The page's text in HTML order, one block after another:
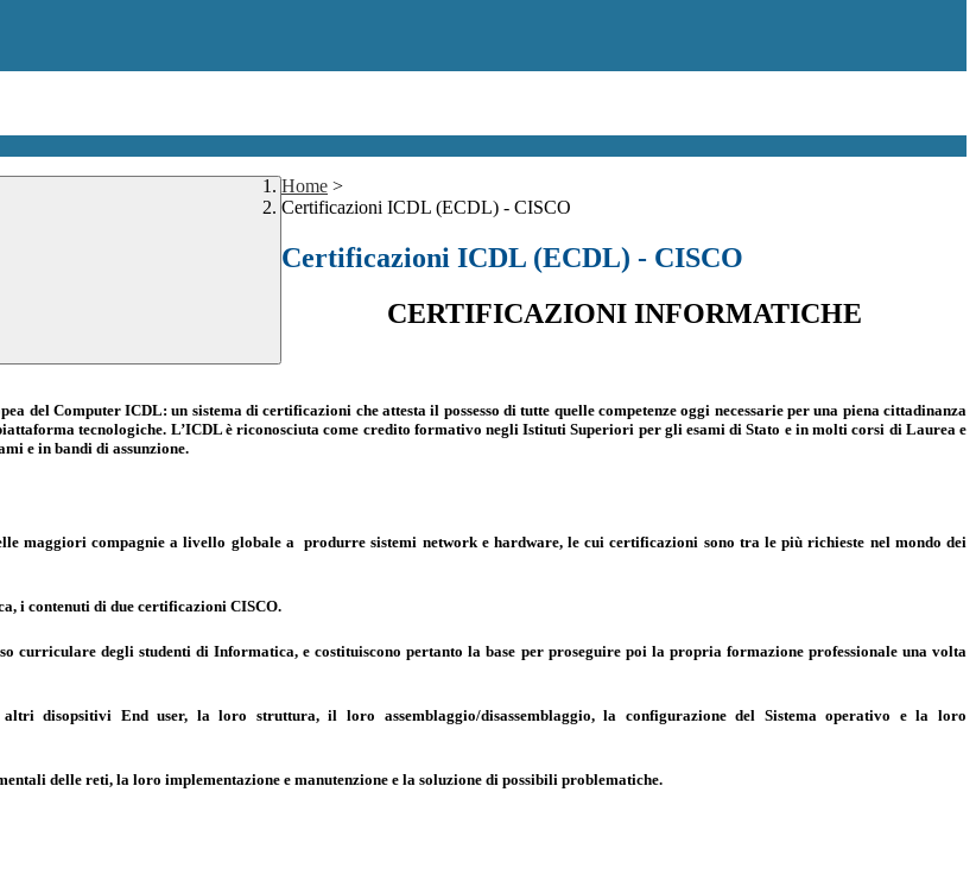
Home >
Certificazioni ICDL (ECDL) - CISCO
Certificazioni ICDL (ECDL) - CISCO
CERTIFICAZIONI INFORMATICHE
del Computer ICDL: un sistema di certificazioni che attesta il possesso di tutte quelle competenze oggi necessarie per una piena cittadinanza
tecnologiche. L’ICDL è riconosciuta come credito formativo negli Istituti Superiori per gli esami di Stato e in molti corsi di Laurea e
e in bandi di assunzione.
maggiori compagnie a livello globale a produrre sistemi network e hardware, le cui certificazioni sono tra le più richieste nel mondo dei
i contenuti di due certificazioni CISCO.
curriculare degli studenti di Informatica, e costituiscono pertanto la base per proseguire poi la propria formazione professionale una volta
disopsitivi End user, la loro struttura, il loro assemblaggio/disassemblaggio, la configurazione del Sistema operativo e la loro
delle reti, la loro implementazione e manutenzione e la soluzione di possibili problematiche.